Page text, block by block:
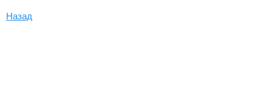
Назад